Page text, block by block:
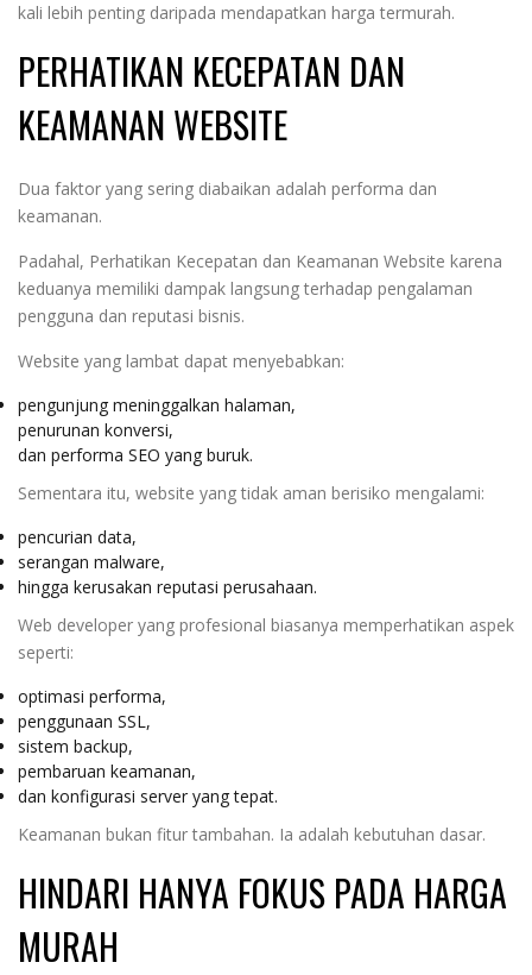
kali lebih penting daripada mendapatkan harga termurah.
PERHATIKAN KECEPATAN DAN
KEAMANAN WEBSITE
Dua faktor yang sering diabaikan adalah performa dan
keamanan.
Padahal, Perhatikan Kecepatan dan Keamanan Website karena
keduanya memiliki dampak langsung terhadap pengalaman
pengguna dan reputasi bisnis.
Website yang lambat dapat menyebabkan:
pengunjung meninggalkan halaman,
penurunan konversi,
dan performa SEO yang buruk.
Sementara itu, website yang tidak aman berisiko mengalami:
pencurian data,
serangan malware,
hingga kerusakan reputasi perusahaan.
Web developer yang profesional biasanya memperhatikan aspek
seperti:
optimasi performa,
penggunaan SSL,
sistem backup,
pembaruan keamanan,
dan konfigurasi server yang tepat.
Keamanan bukan fitur tambahan. Ia adalah kebutuhan dasar.
HINDARI HANYA FOKUS PADA HARGA
MURAH